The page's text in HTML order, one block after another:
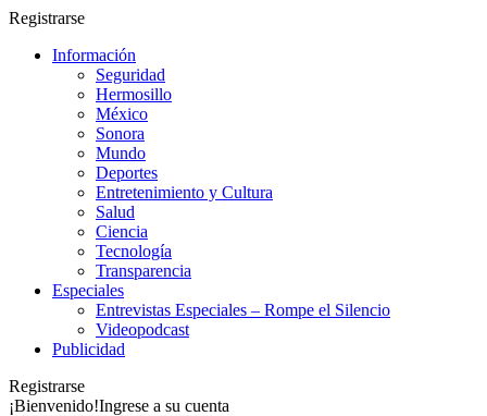
Registrarse
Información
Seguridad
Hermosillo
México
Sonora
Mundo
Deportes
Entretenimiento y Cultura
Salud
Ciencia
Tecnología
Transparencia
Especiales
Entrevistas Especiales – Rompe el Silencio
Videopodcast
Publicidad
Registrarse
¡Bienvenido!Ingrese a su cuenta